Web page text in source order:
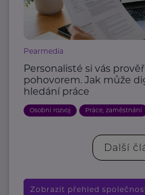
Pearmedia
Personalisté si vás
pohovorem. Jak může
hledání práce
Osobní rozvoj Práce, zaměstnání
Další
Zobrazit přehled